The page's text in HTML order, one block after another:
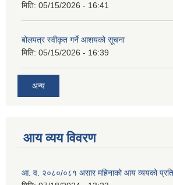
मिति: 05/15/2026 - 16:41
बोलपत्र स्वीकृत गर्ने आशयको सूचना
मिति: 05/15/2026 - 16:39
अन्य
आय व्यय विवरण
आ. व. २०८०/०८१ असार महिनाको आय व्ययको